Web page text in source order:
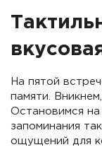
На пятой
памяти.
Остановимся
запоминания
ощущений для